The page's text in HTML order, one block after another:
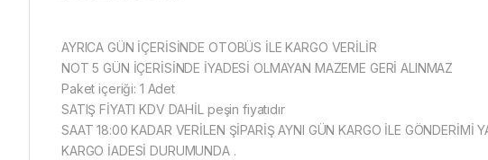
AYRICA GÜN İÇERİSİNDE OTOBÜS İLE KARGO VERİLİR
NOT 5 GÜN İÇERİSİNDE İYADESİ OLMAYAN MAZEME GERİ ALINMAZ
Paket içeriği: 1 Adet
SATIŞ FİYATI KDV DAHİL peşin fiyatıdır
SAAT 18:00 KADAR VERİLEN ŞİPARİŞ AYNI GÜN KARGO İLE GÖNDERİMİ
KARGO İADESİ DURUMUNDA .